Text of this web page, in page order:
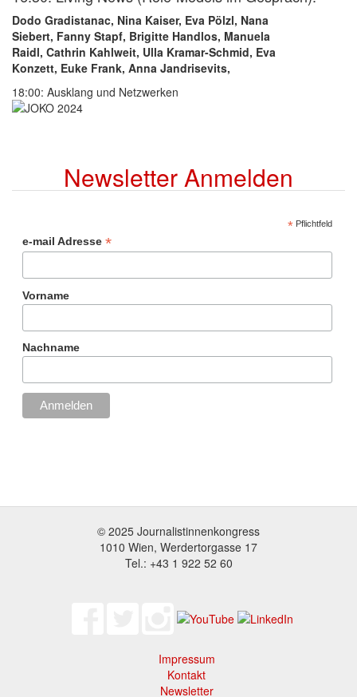
Dodo Gradistanac, Nina Kaiser, Eva Pölzl, Nana
Siebert, Fanny Stapf, Brigitte Handlos, Manuela
Raidl, Cathrin Kahlweit, Ulla Kramar-Schmid, Eva
Konzett, Euke Frank, Anna Jandrisevits,
18:00: Ausklang und Netzwerken
Newsletter Anmelden
*Pflichtfeld
e-mail Adresse *
Vorname
Nachname
© 2025 Journalistinnenkongress
1010 Wien, Werdertorgasse 17
Tel.: +43 1 922 52 60
Impressum
Kontakt
Newsletter